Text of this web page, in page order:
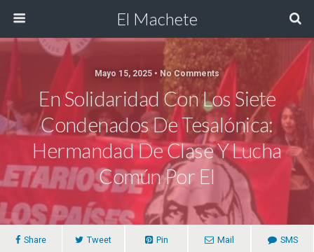
El Machete
Mayo 15, 2025 • No Comments
En Solidaridad Con Los Siete
Condenados De Tesalónica:
Hermandad De Clase Y Lucha
Común Por El
Share Tweet Pin Mail SMS